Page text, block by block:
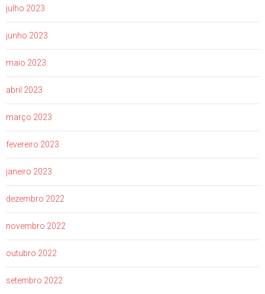
julho 2023
junho 2023
maio 2023
abril 2023
março 2023
fevereiro 2023
janeiro 2023
dezembro 2022
novembro 2022
outubro 2022
setembro 2022